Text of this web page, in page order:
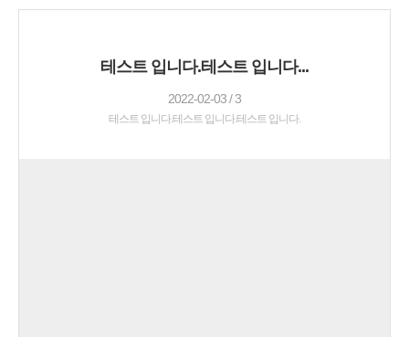
테스트 입니다.테스트 입니다...
2022-02-03 / 3
테스트 입니다.테스트 입니다.테스트 입니다.